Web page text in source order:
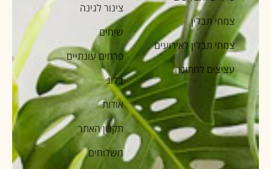
צמחי תבלין
צמחי תבלין לאירועים
עציצים לחתונה
צינור לגינה
שיחים
פרחים עונתיים
בלוג
אודות
תקנון האתר
משלוחים